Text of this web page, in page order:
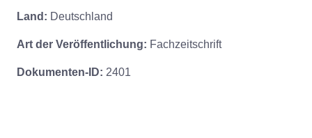
Land: Deutschland
Art der Veröffentlichung: Fachzeitschrift
Dokumenten-ID: 2401